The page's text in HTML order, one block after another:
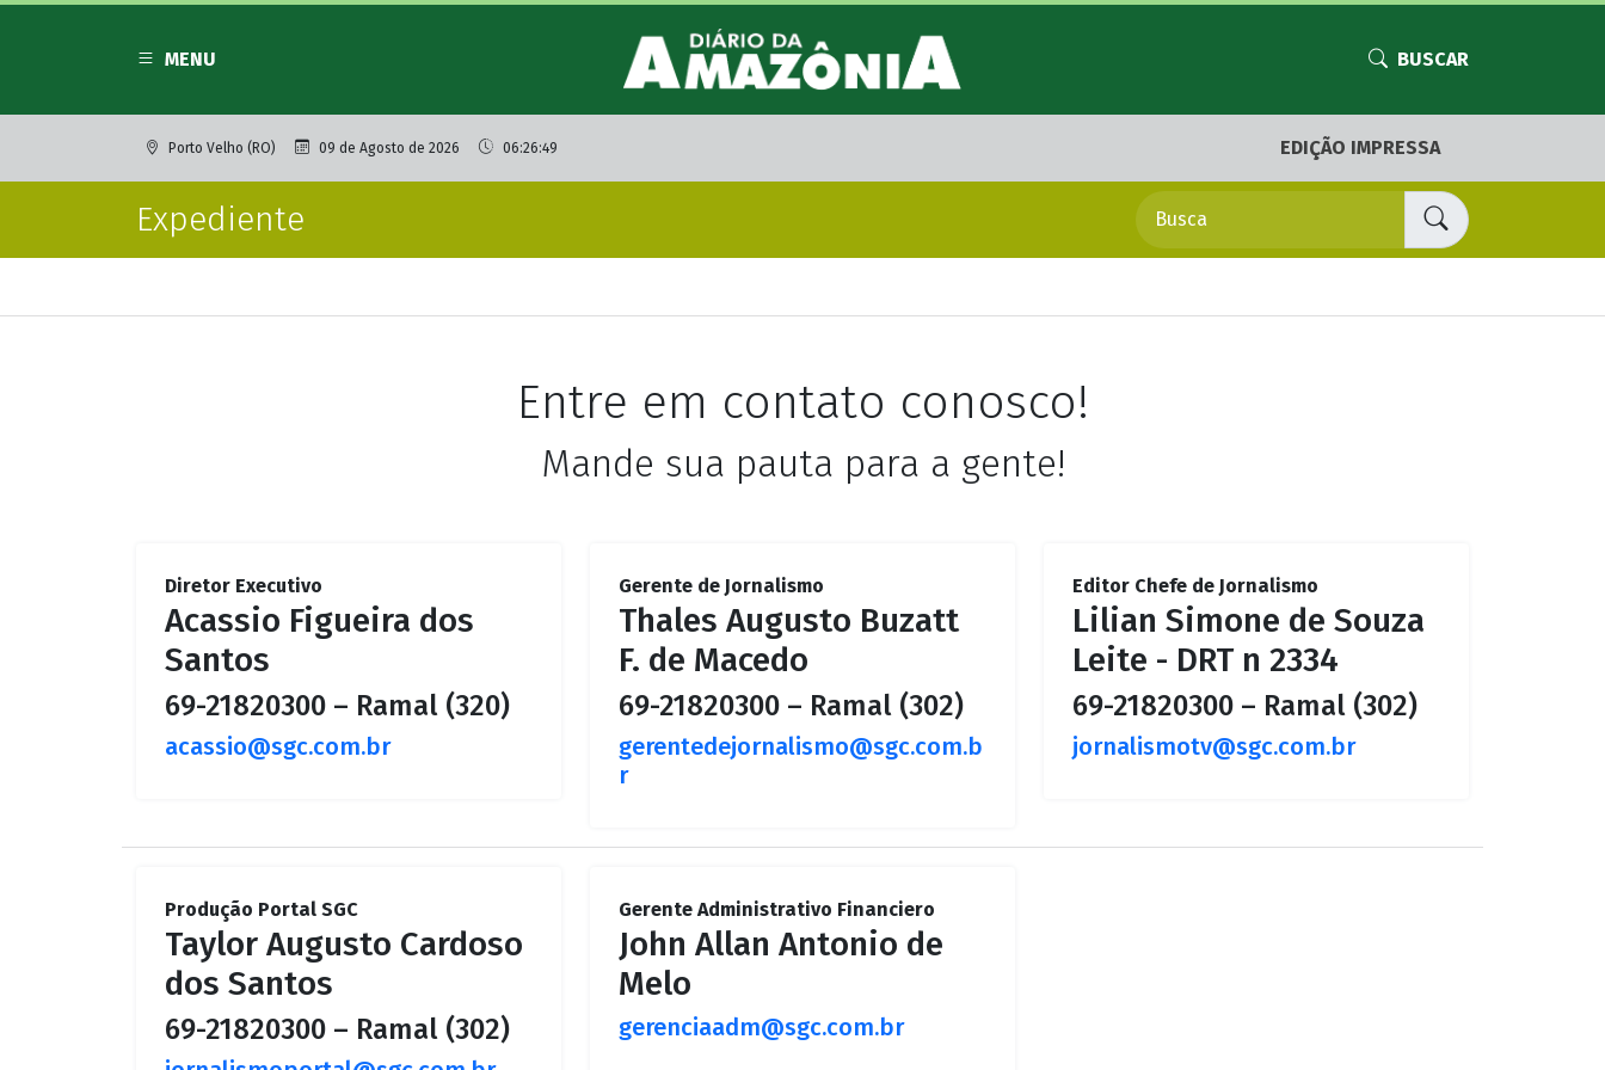
MENU BUSCAR
Porto Velho (RO) 09 de Agosto de 2026 06:26:49 EDIÇÃO IMPRESSA
Expediente
Entre em contato conosco!
Mande sua pauta para a gente!
Diretor Executivo
Acassio Figueira dos
Santos
69-21820300 – Ramal (320)
acassio@sgc.com.br
Gerente de Jornalismo
Thales Augusto Buzatt
F. de Macedo
69-21820300 – Ramal (302)
gerentedejornalismo@sgc.com.b
r
Editor Chefe de Jornalismo
Lilian Simone de Souza
Leite - DRT n 2334
69-21820300 – Ramal (302)
jornalismotv@sgc.com.br
Produção Portal SGC
Taylor Augusto Cardoso
dos Santos
69-21820300 – Ramal (302)
Gerente Administrativo Financiero
John Allan Antonio de
Melo
gerenciaadm@sgc.com.br